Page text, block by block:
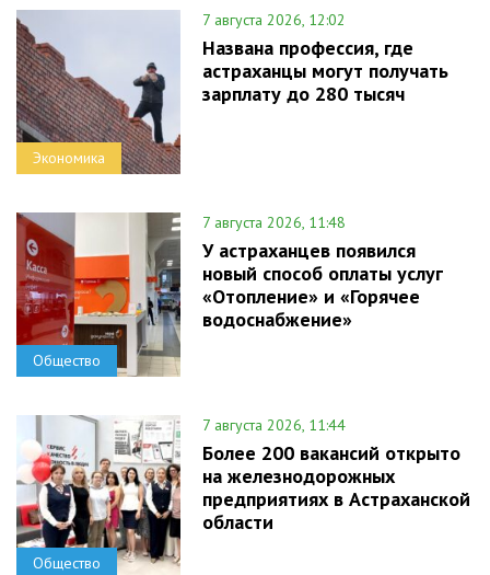
Экономика
7 августа 2026, 12:02
Названа профессия, где
астраханцы могут получать
зарплату до 280 тысяч
Общество
7 августа 2026, 11:48
У астраханцев появился
новый способ оплаты услуг
«Отопление» и «Горячее
водоснабжение»
Общество
7 августа 2026, 11:44
Более 200 вакансий открыто
на железнодорожных
предприятиях в Астраханской
области